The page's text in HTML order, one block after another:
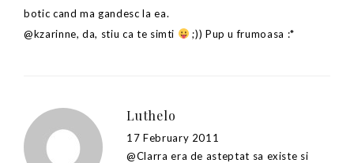
botic cand ma gandesc la ea.
@kzarinne, da, stiu ca te simti
;)) Pup u frumoasa :*
Luthelo
17 February 2011
@Clarra era de asteptat sa existe si